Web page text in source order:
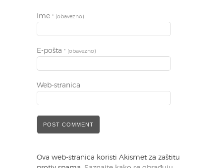
Ime * (obavezno)
E-pošta * (obavezno)
Web-stranica
Ova web-stranica koristi Akismet za zaštitu